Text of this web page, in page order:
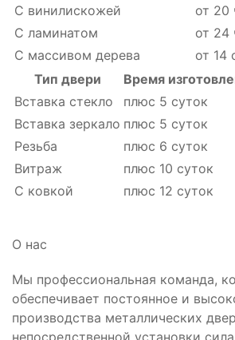
С винилискожей
от 20
С ламинатом
от 24
С массивом дерева
от 14
Тип двери
Время
Вставка стекло
плюс 5 суток
Вставка зеркало плюс 5 суток
Резьба
плюс 6 суток
Витраж
плюс 10 суток
С ковкой
плюс 12 суток
О нас
Мы профессиональная команда,
обеспечивает постоянное и
производства металлических